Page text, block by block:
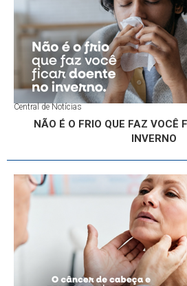
Central de Notícias
NÃO É O FRIO QUE FAZ VOCÊ
INVERNO